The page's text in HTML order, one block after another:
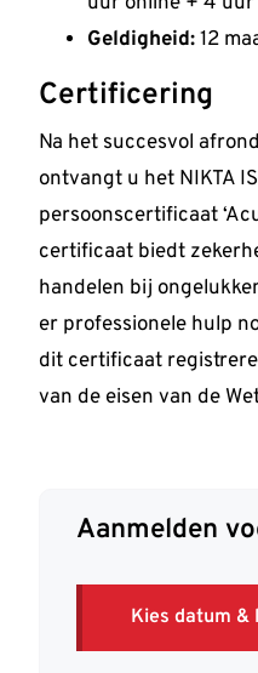
Geldigheid:12
Certificering
Na het succesvol
ontvangt u het NIKTA
persoonscertificaat
certificaat biedt
handelen bij
er professionele hulp
dit certificaat
van de eisen van de
Aanmelden
Kies datum &